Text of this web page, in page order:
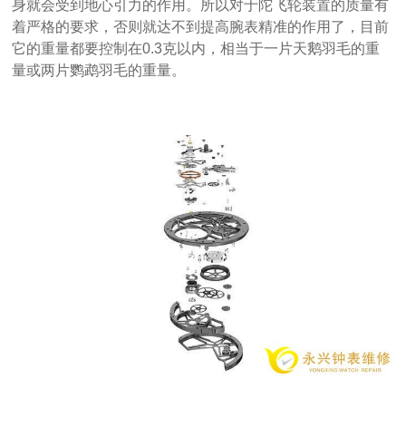
身就会受到地心引力的作用。所以对于陀飞轮装置的质量有
着严格的要求，否则就达不到提高腕表精准的作用了，目前
它的重量都要控制在0.3克以内，相当于一片天鹅羽毛的重
量或两片鹦鹉羽毛的重量。